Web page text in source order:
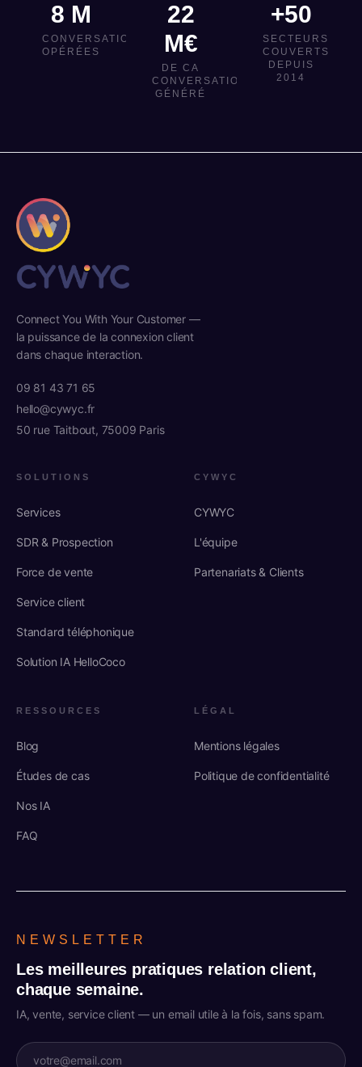
8 M
CONVERSATIONS
OPÉRÉES
22
M€
DE CA
CONVERSATIONNEL
GÉNÉRÉ
+50
SECTEURS
COUVERTS
DEPUIS
2014
Connect You With Your Customer —
la puissance de la connexion client
dans chaque interaction.
09 81 43 71 65
hello@cywyc.fr
50 rue Taitbout, 75009 Paris
SOLUTIONS
Services
SDR & Prospection
Force de vente
Service client
Standard téléphonique
Solution IA HelloCoco
CYWYC
CYWYC
L'équipe
Partenariats & Clients
RESSOURCES
Blog
Études de cas
Nos IA
FAQ
LÉGAL
Mentions légales
Politique de confidentialité
NEWSLETTER
Les meilleures pratiques relation client,
chaque semaine.
IA, vente, service client — un email utile à la fois, sans spam.